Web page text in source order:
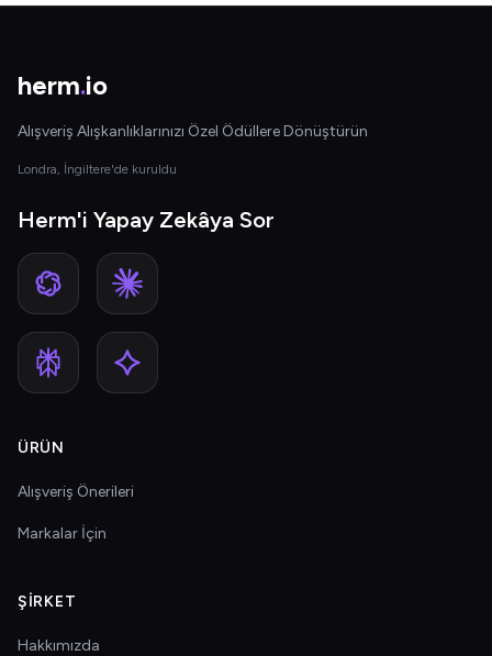
herm.io
Alışveriş Alışkanlıklarınızı Özel Ödüllere Dönüştürün
Londra, İngiltere'de kuruldu
Herm'i Yapay Zekâya Sor
ÜRÜN
Alışveriş Önerileri
Markalar İçin
ŞIRKET
Hakkımızda